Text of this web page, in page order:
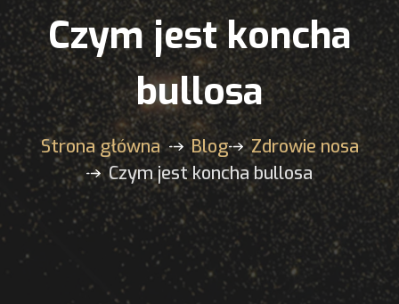
Czym jest koncha
bullosa
Strona główna Blog
Zdrowie nosa
Czym jest koncha bullosa